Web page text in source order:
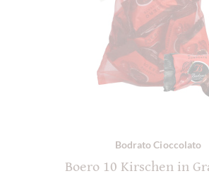
Bodrato Cioccolato
Boero 10 Kirschen in